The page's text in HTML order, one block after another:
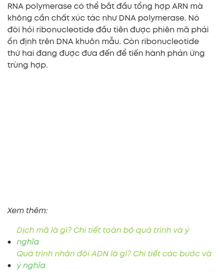
RNA polymerase có thể bắt đầu tổng hợp ARN mà
không cần chất xúc tác như DNA polymerase. Nó
đòi hỏi ribonucleotide đầu tiên được phiên mã phải
ổn định trên DNA khuôn mẫu. Còn ribonucleotide
thứ hai đang được đưa đến để tiến hành phản ứng
trùng hợp.
Xem thêm:
Dịch mã là gì? Chi tiết toàn bộ quá trình và ý
nghĩa
Quá trình nhân đôi ADN là gì? Chi tiết các bước và
ý nghĩa